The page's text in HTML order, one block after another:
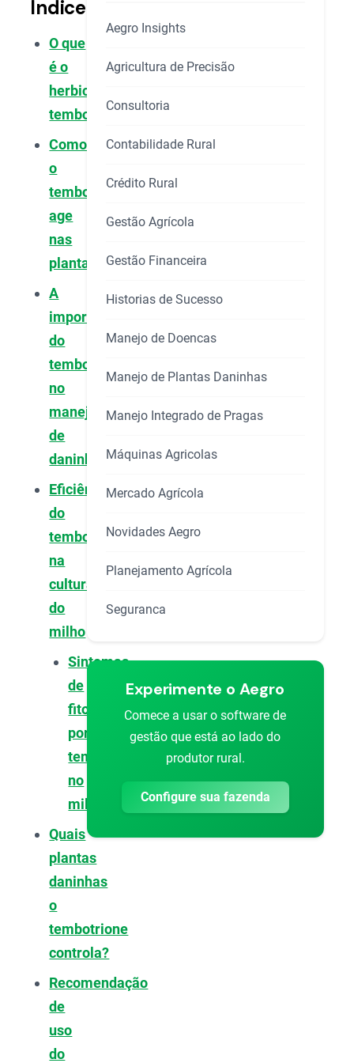
Índice
O que
é o
herbicida
tembotrione?
Como
o
tembotrione
age
nas
plantas?
A
importância
do
tembotrione
no
manejo
de
daninhas
Eficiência
do
tembotrione
na
cultura
do
milho
Sintomas
de
fitotoxicidade
por
tembotrione
no
milho
Quais
plantas
daninhas
o
tembotrione
controla?
Recomendação
de
uso
do
Aegro Insights
Agricultura de Precisão
Consultoria
Contabilidade Rural
Crédito Rural
Gestão Agrícola
Gestão Financeira
Historias de Sucesso
Manejo de Doencas
Manejo de Plantas Daninhas
Manejo Integrado de Pragas
Máquinas Agricolas
Mercado Agrícola
Novidades Aegro
Planejamento Agrícola
Seguranca
Experimente o Aegro
Comece a usar o software de
gestão que está ao lado do
produtor rural.
Configure sua fazenda